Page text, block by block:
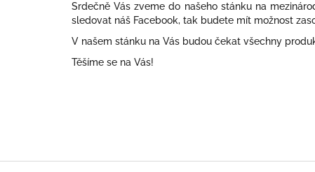
Srdečně Vás zveme do našeho stánku na
sledovat náš Facebook, tak budete mít možnost
V našem stánku na Vás budou čekat všechny
Těšíme se na Vás!